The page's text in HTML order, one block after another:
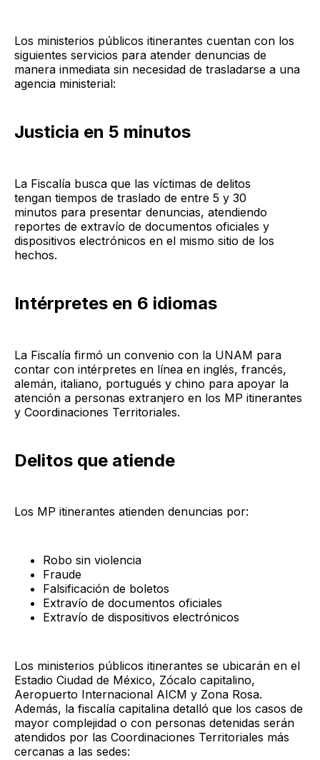
Los ministerios públicos itinerantes cuentan con los
siguientes servicios para atender denuncias de
manera inmediata sin necesidad de trasladarse a una
agencia ministerial:
Justicia en 5 minutos
La Fiscalía busca que las víctimas de delitos
tengan tiempos de traslado de entre 5 y 30
minutos para presentar denuncias, atendiendo
reportes de extravío de documentos oficiales y
dispositivos electrónicos en el mismo sitio de los
hechos.
Intérpretes en 6 idiomas
La Fiscalía firmó un convenio con la UNAM para
contar con intérpretes en línea en inglés, francés,
alemán, italiano, portugués y chino para apoyar la
atención a personas extranjero en los MP itinerantes
y Coordinaciones Territoriales.
Delitos que atiende
Los MP itinerantes atienden denuncias por:
Robo sin violencia
Fraude
Falsificación de boletos
Extravío de documentos oficiales
Extravío de dispositivos electrónicos
Los ministerios públicos itinerantes se ubicarán en el
Estadio Ciudad de México, Zócalo capitalino,
Aeropuerto Internacional AICM y Zona Rosa.
Además, la fiscalía capitalina detalló que los casos de
mayor complejidad o con personas detenidas serán
atendidos por las Coordinaciones Territoriales más
cercanas a las sedes: